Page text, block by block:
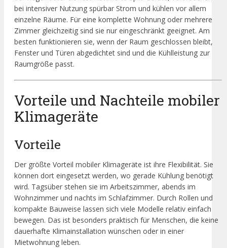
bei intensiver Nutzung spürbar Strom und kühlen vor allem
einzelne Räume. Für eine komplette Wohnung oder mehrere
Zimmer gleichzeitig sind sie nur eingeschränkt geeignet. Am
besten funktionieren sie, wenn der Raum geschlossen bleibt,
Fenster und Türen abgedichtet sind und die Kühlleistung zur
Raumgröße passt.
Vorteile und Nachteile mobiler
Klimageräte
Vorteile
Der größte Vorteil mobiler Klimageräte ist ihre Flexibilität. Sie
können dort eingesetzt werden, wo gerade Kühlung benötigt
wird. Tagsüber stehen sie im Arbeitszimmer, abends im
Wohnzimmer und nachts im Schlafzimmer. Durch Rollen und
kompakte Bauweise lassen sich viele Modelle relativ einfach
bewegen. Das ist besonders praktisch für Menschen, die keine
dauerhafte Klimainstallation wünschen oder in einer
Mietwohnung leben.